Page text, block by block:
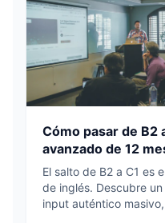
Cómo pasar de B2
avanzado de 12
El salto de B2 a C1 es
de inglés. Descubre
input auténtico